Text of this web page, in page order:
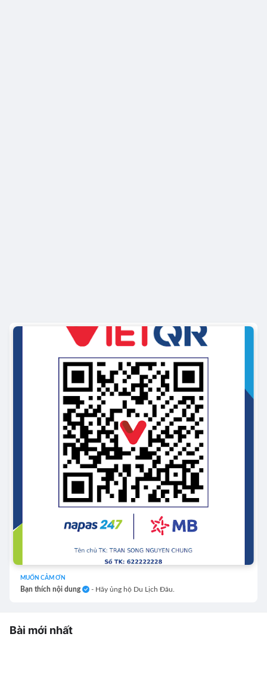
MUỐN CẢM ƠN
Bạn thích nội dung - Hãy ủng hộ Du Lịch Đâu.
Bài mới nhất